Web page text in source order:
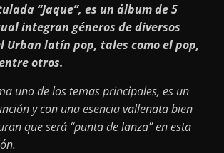
“Jaque”, es un álbum de 5
integran géneros de diversos
Urban latín pop, tales como el pop,
otros.
uno de los temas principales, es un
y con una esencia vallenata bien
que será “punta de lanza” en esta